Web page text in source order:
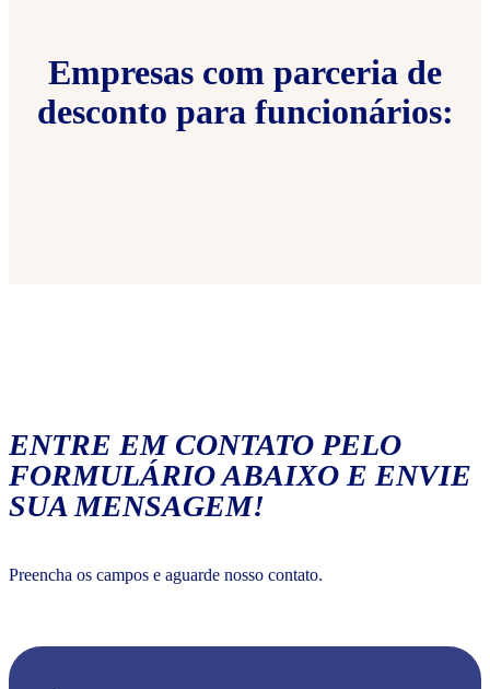
Empresas com parceria de
desconto para funcionários:
ENTRE EM CONTATO PELO
FORMULÁRIO ABAIXO E ENVIE
SUA MENSAGEM!
Preencha os campos e aguarde nosso contato.